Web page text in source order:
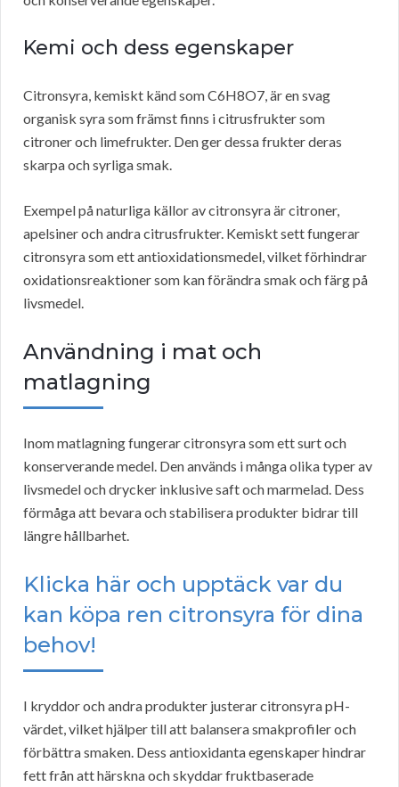
Kemi och dess egenskaper
Citronsyra, kemiskt känd som C6H8O7, är en svag
organisk syra som främst finns i citrusfrukter som
citroner och limefrukter. Den ger dessa frukter deras
skarpa och syrliga smak.
Exempel på naturliga källor av citronsyra är citroner,
apelsiner och andra citrusfrukter. Kemiskt sett fungerar
citronsyra som ett antioxidationsmedel, vilket förhindrar
oxidationsreaktioner som kan förändra smak och färg på
livsmedel.
Användning i mat och
matlagning
Inom matlagning fungerar citronsyra som ett surt och
konserverande medel. Den används i många olika typer av
livsmedel och drycker inklusive saft och marmelad. Dess
förmåga att bevara och stabilisera produkter bidrar till
längre hållbarhet.
Klicka här och upptäck var du
kan köpa ren citronsyra för dina
behov!
I kryddor och andra produkter justerar citronsyra pH-
värdet, vilket hjälper till att balansera smakprofiler och
förbättra smaken. Dess antioxidanta egenskaper hindrar
fett från att härskna och skyddar fruktbaserade